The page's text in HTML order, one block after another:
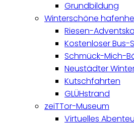
Grundbildung
Winterschöne
Riesen-
Kostenloser Bus-
Schmück-Mich-
Neustädter
Kutschfahrten
GLÜHstrand
zeiTTor-Museum
Virtuelles